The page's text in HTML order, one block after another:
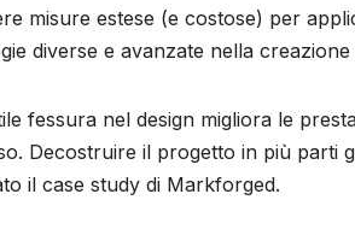
misure estese (e costose) per
diverse e avanzate nella
fessura nel design migliora le
Decostruire il progetto in più parti
il case study di Markforged.